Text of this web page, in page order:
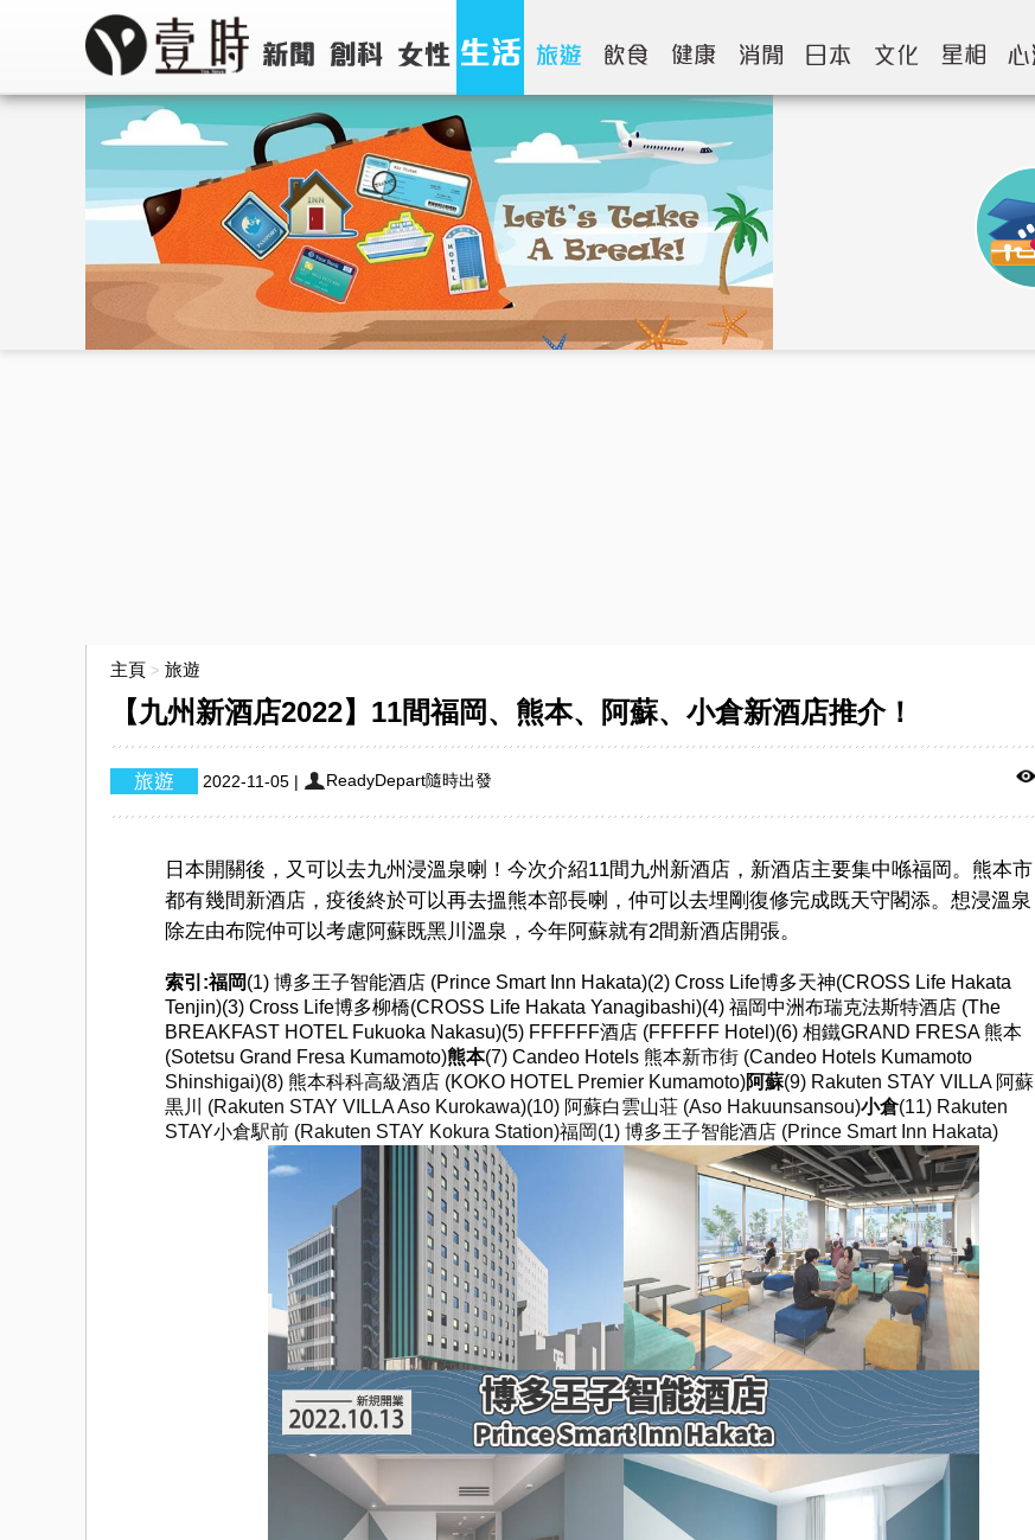
主頁 > 旅遊
【九州新酒店2022】11間福岡、熊本、阿蘇、小倉新酒店推介！
2022-11-05 | ReadyDepart隨時出發
日本開關後，又可以去九州浸溫泉喇！今次介紹11間九州新酒店，新酒店主要集中喺福岡。熊本市
都有幾間新酒店，疫後終於可以再去搵熊本部長喇，仲可以去埋剛復修完成既天守閣添。想浸溫泉
除左由布院仲可以考慮阿蘇既黑川溫泉，今年阿蘇就有2間新酒店開張。
索引:福岡(1) 博多王子智能酒店 (Prince Smart Inn Hakata)(2) Cross Life博多天神(CROSS Life Hakata
Tenjin)(3) Cross Life博多柳橋(CROSS Life Hakata Yanagibashi)(4) 福岡中洲布瑞克法斯特酒店 (The
BREAKFAST HOTEL Fukuoka Nakasu)(5) FFFFFF酒店 (FFFFFF Hotel)(6) 相鐵GRAND FRESA 熊本
(Sotetsu Grand Fresa Kumamoto)熊本(7) Candeo Hotels 熊本新市街 (Candeo Hotels Kumamoto
Shinshigai)(8) 熊本科科高級酒店 (KOKO HOTEL Premier Kumamoto)阿蘇(9) Rakuten STAY VILLA 阿蘇
黒川 (Rakuten STAY VILLA Aso Kurokawa)(10) 阿蘇白雲山荘 (Aso Hakuunsansou)小倉(11) Rakuten
STAY小倉駅前 (Rakuten STAY Kokura Station)福岡(1) 博多王子智能酒店 (Prince Smart Inn Hakata)